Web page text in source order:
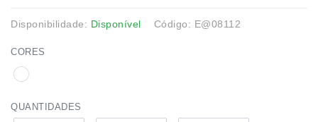
Disponibilidade: Disponível Código: E@08112
CORES
QUANTIDADES